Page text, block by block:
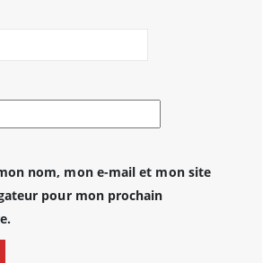
nom, mon e-mail et mon site
pour mon prochain